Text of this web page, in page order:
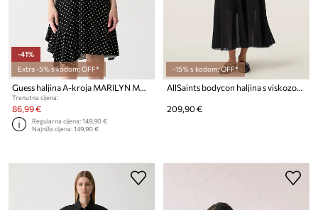
-41%
Extra -5% s kodom: OFF*
Trenutna cijena:
86,99 €
Regularna cijena:149,90 €
Najniža cijena:149,90 €
-15% s kodom: OFF*
209,90 €